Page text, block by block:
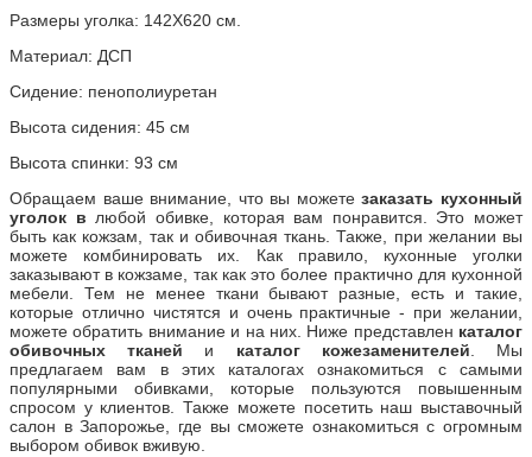
Размеры уголка: 142Х620 см.
Материал: ДСП
Сидение: пенополиуретан
Высота сидения: 45 см
Высота спинки: 93 см
Обращаем ваше внимание, что вы можетезаказать кухонный
уголок в любой обивке, которая вам понравится. Это может
быть как кожзам, так и обивочная ткань. Также, при желании вы
можете комбинировать их. Как правило, кухонные уголки
заказывают в кожзаме, так как это более практично для кухонной
мебели. Тем не менее ткани бывают разные, есть и такие,
которые отлично чистятся и очень практичные - при желании,
можете обратить внимание и на них. Ниже представлен каталог
обивочных тканей и каталог кожезаменителей . Мы
предлагаем вам в этих каталогах ознакомиться с самыми
популярными обивками, которые пользуются повышенным
спросом у клиентов. Также можете посетить наш выставочный
салон в Запорожье, где вы сможете ознакомиться с огромным
выбором обивок вживую.